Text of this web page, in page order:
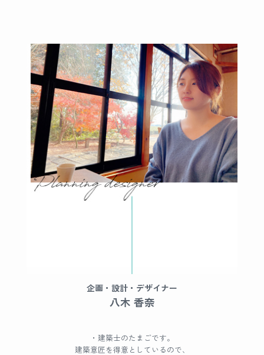
企画・設計・デザイナー
八木 香奈
・建築士のたまごです。
建築意匠を得意としているので、